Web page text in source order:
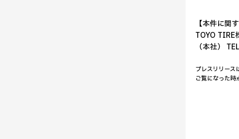
【本件に関
TOYO TIRE
（本社）
プレスリリース
ご覧になった時